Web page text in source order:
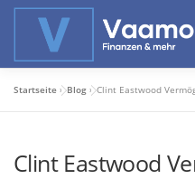
Zum
PROFIWISSEN
Startseite »Blog »Clint Eastwood
Clint Eastwood